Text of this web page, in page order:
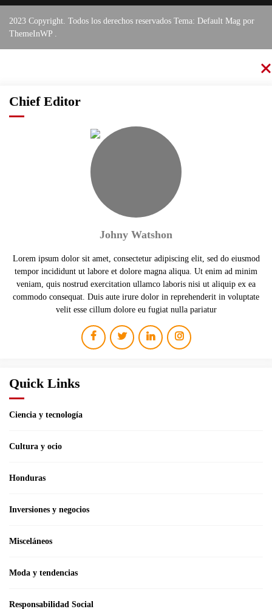
2023 Copyright. Todos los derechos reservados Tema: Default Mag por
ThemeInWP
Chief Editor
Johny Watshon
Lorem ipsum dolor sit amet, consectetur adipiscing elit, sed do eiusmod
tempor incididunt ut labore et dolore magna aliqua. Ut enim ad minim
veniam, quis nostrud exercitation ullamco laboris nisi ut aliquip ex ea
commodo consequat. Duis aute irure dolor in reprehenderit in voluptate
velit esse cillum dolore eu fugiat nulla pariatur
Quick Links
Ciencia y tecnología
Cultura y ocio
Honduras
Inversiones y negocios
Misceláneos
Moda y tendencias
Responsabilidad Social